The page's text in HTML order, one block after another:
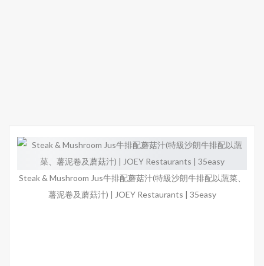
Steak & Mushroom Jus牛排配蘑菇汁(特級沙朗牛排配以蔬菜、
薯泥卷及蘑菇汁) | JOEY Restaurants | 35easy